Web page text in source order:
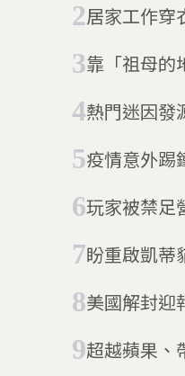
居家工作穿
靠「祖母的
圍？
熱門迷因發
熱愛的「美
疫情意外踢
好感？
玩家被禁足
倍、限時打
盼重啟凱蒂
樂龍頭地位
美國解封迎
超越蘋果、